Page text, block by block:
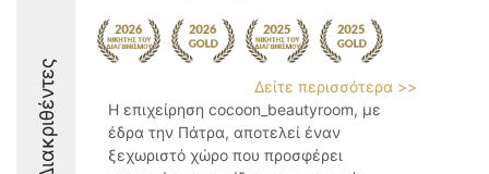
Διακριθέντες
Δείτε περισσότερα >>
Η επιχείρηση cocoon_beautyroom, με
έδρα την Πάτρα, αποτελεί έναν
ξεχωριστό χώρο που προσφέρει